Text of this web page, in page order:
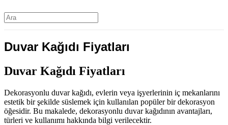
Duvar Kağıdı Fiyatları
Duvar Kağıdı Fiyatları
Dekorasyonlu duvar kağıdı, evlerin veya işyerlerinin iç mekanlarını
estetik bir şekilde süslemek için kullanılan popüler bir dekorasyon
öğesidir. Bu makalede, dekorasyonlu duvar kağıdının avantajları,
türleri ve kullanımı hakkında bilgi verilecektir.